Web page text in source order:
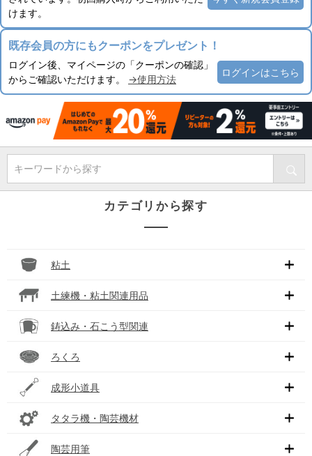
けます。
既存会員の方にもクーポンをプレゼント！
ログイン後、マイページの「クーポンの確認」
からご確認いただけます。 →使用方法
ログインはこちら
キーワードから探す
カテゴリから探す
粘土
土練機・粘土関連用品
鋳込み・石こう型関連
ろくろ
成形小道具
タタラ機・陶芸機材
陶芸用筆